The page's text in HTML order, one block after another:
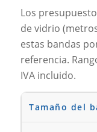
Los
de vidrio
estas bandas
referencia.
IVA incluido.
Tamaño del